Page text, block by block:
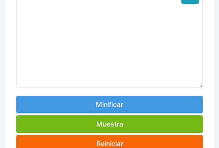
Minificar
Muestra
Reiniciar